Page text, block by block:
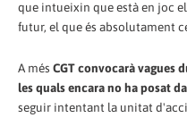
que intueixin que està en joc
futur, el que és absolutament
A més CGT convocarà vagues
les quals encara no ha posat
seguir intentant la unitat